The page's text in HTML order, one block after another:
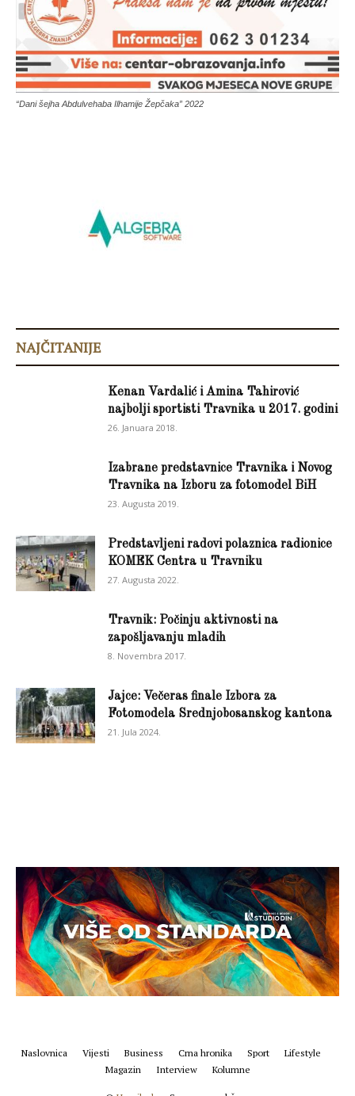
“Dani šejha Abdulvehaba Ilhamije Žepčaka” 2022
NAJČITANIJE
Kenan Vardalić i Amina Tahirović
najbolji sportisti Travnika u 2017. godini
26. Januara 2018.
Izabrane predstavnice Travnika i Novog
Travnika na Izboru za fotomodel BiH
23. Augusta 2019.
Predstavljeni radovi polaznica radionice
KOMEK Centra u Travniku
27. Augusta 2022.
Travnik: Počinju aktivnosti na
zapošljavanju mladih
8. Novembra 2017.
Jajce: Večeras finale Izbora za
Fotomodela Srednjobosanskog kantona
21. Jula 2024.
Naslovnica Vijesti Business Crna hronika Sport
Lifestyle
Magazin
Interview Kolumne